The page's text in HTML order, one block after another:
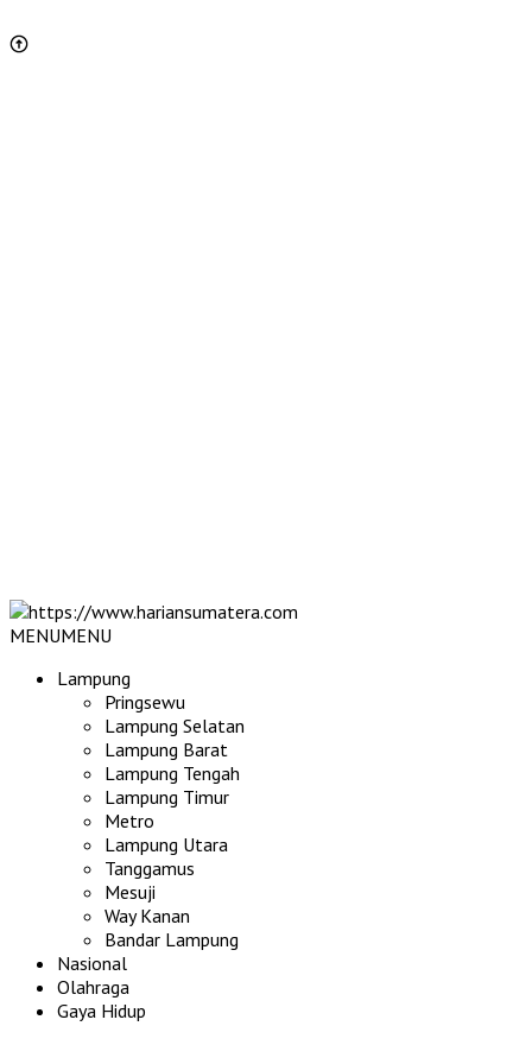
MENUMENU
Lampung
Pringsewu
Lampung Selatan
Lampung Barat
Lampung Tengah
Lampung Timur
Metro
Lampung Utara
Tanggamus
Mesuji
Way Kanan
Bandar Lampung
Nasional
Olahraga
Gaya Hidup